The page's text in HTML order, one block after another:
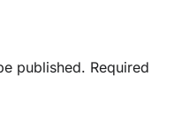
published. Required